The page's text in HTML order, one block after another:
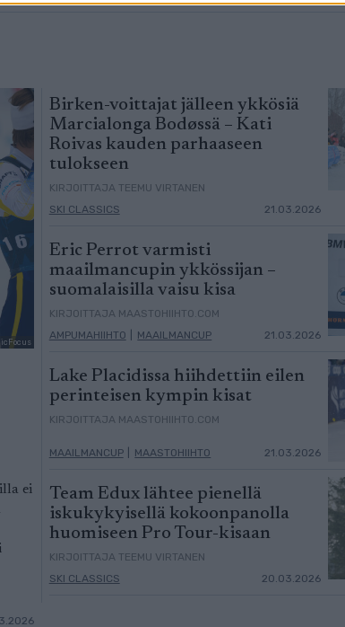
ei
Birken-voittajat jälleen ykkösiä
Marcialonga Bodøssä – Kati
Roivas kauden parhaaseen
tulokseen
KIRJOITTAJA TEEMU VIRTANEN
SKI CLASSICS
21.03.2026
Eric Perrot varmisti
maailmancupin ykkössijan –
suomalaisilla vaisu kisa
KIRJOITTAJA MAASTOHIIHTO.COM
AMPUMAHIIHTO
MAAILMANCUP 21.03.2026
Lake Placidissa hiihdettiin eilen
perinteisen kympin kisat
KIRJOITTAJA MAASTOHIIHTO.COM
MAAILMANCUP MAASTOHIIHTO 21.03.2026
Team Edux lähtee pienellä
iskukykyisellä kokoonpanolla
huomiseen Pro Tour-kisaan
KIRJOITTAJA TEEMU VIRTANEN
SKI CLASSICS
20.03.2026